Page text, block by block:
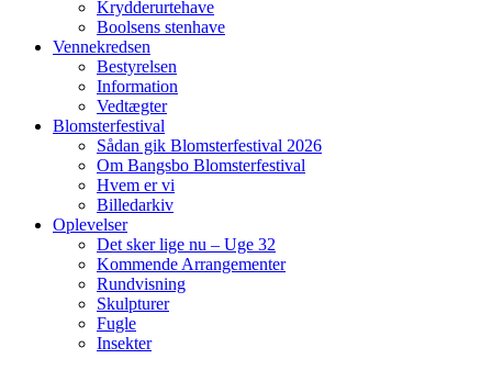
Krydderurtehave
Boolsens stenhave
Vennekredsen
Bestyrelsen
Information
Vedtægter
Blomsterfestival
Sådan gik Blomsterfestival 2026
Om Bangsbo Blomsterfestival
Hvem er vi
Billedarkiv
Oplevelser
Det sker lige nu – Uge 32
Kommende Arrangementer
Rundvisning
Skulpturer
Fugle
Insekter